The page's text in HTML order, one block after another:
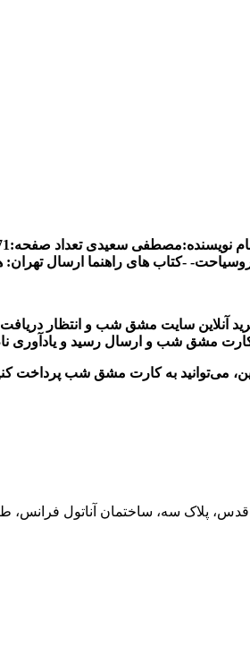
نویسنده:مصطفی سعیدی تعداد صفحه:371
-کتاب های راهنما ارسال تهران:
آنلاین سایت مشق شب و انتظار
کارت مشق شب و ارسال رسید و
می‌توانید به کارت مشق شب پرداخت
قدس، پلاک سه، ساختمان آناتول فرانس،